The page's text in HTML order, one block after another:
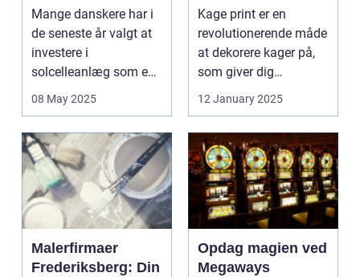
vinteren?
Mange danskere har i
de seneste år valgt at
investere i
solcelleanlæg som en
08 May 2025
kage print
Kage print er en
revolutionerende måde
at dekorere kager på,
som giver dig
12 January 2025
Malerfirmaer
Frederiksberg: Din
Opdag magien ved
Megaways